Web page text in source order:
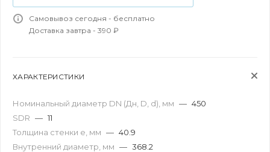
Самовывоз сегодня - бесплатно
Доставка завтра - 390 ₽
ХАРАКТЕРИСТИКИ
Номинальный диаметр DN (Дн, D, d), мм — 450
SDR — 11
Толщина стенки e, мм — 40.9
Внутренний диаметр, мм — 368.2